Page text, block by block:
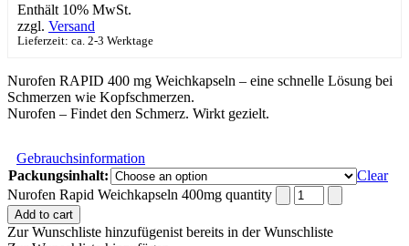
Enthält 10% MwSt.
zzgl. Versand
Lieferzeit: ca. 2-3 Werktage
Nurofen RAPID 400 mg Weichkapseln – eine schnelle Lösung bei
Schmerzen wie Kopfschmerzen.
Nurofen – Findet den Schmerz. Wirkt gezielt.
Gebrauchsinformation
Packungsinhalt:
Clear
Nurofen Rapid Weichkapseln 400mg quantity
Add to cart
Zur Wunschliste hinzufügenist bereits in der Wunschliste